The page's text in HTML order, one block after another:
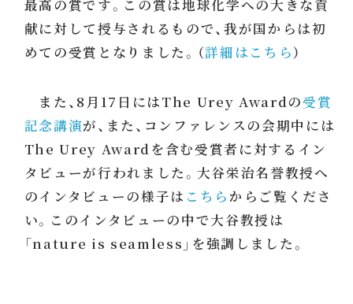
最高の賞です。この賞は地球化学への大きな貢
献に対して授与されるもので、我が国からは初
めての受賞となりました。（詳細はこちら）
また、8月17日にはThe Urey Awardの受賞
記念講演が、また、コンファレンスの会期中には
The Urey Awardを含む受賞者に対するイン
タビューが行われました。大谷栄治名誉教授へ
のインタビューの様子は こちら からご覧くださ
い。このインタビューの中で大谷教授は
「nature is seamless」を強調しました。